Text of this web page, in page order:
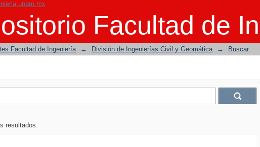
Facultad de
Facultad de Ingeniería → División de Ingenierías Civil y Geomática → Buscar
resultados.